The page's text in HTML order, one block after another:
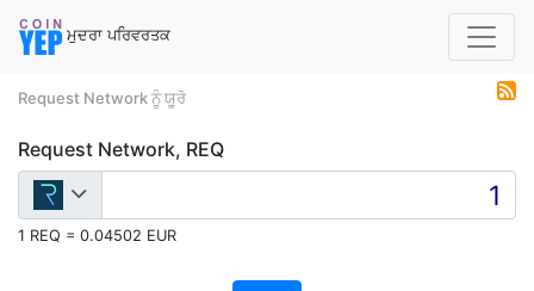
ਮੁਦਰਾ ਪਰਿਵਰਤਕ
Request Network ਨੂੰ ਯੂਰੋ
Request Network, REQ
1 REQ = 0.04502 EUR